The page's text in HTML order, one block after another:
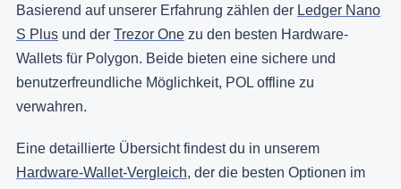
Basierend auf unserer Erfahrung zählen der Ledger Nano
S Plus und der Trezor One zu den besten Hardware-
Wallets für Polygon. Beide bieten eine sichere und
benutzerfreundliche Möglichkeit, POL offline zu
verwahren.
Eine detaillierte Übersicht findest du in unserem
Hardware-Wallet-Vergleich, der die besten Optionen im